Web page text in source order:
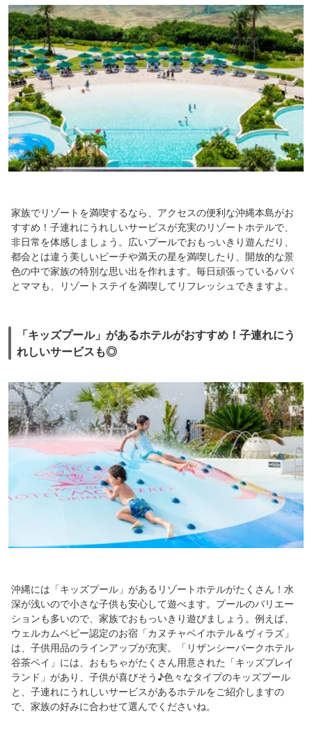
家族でリゾートを満喫するなら、アクセスの便利な沖縄本島がお
すすめ！子連れにうれしいサービスが充実のリゾートホテルで、
非日常を体感しましょう。広いプールでおもっいきり遊んだり、
都会とは違う美しいビーチや満天の星を満喫したり、開放的な景
色の中で家族の特別な思い出を作れます。毎日頑張っているパパ
とママも、リゾートステイを満喫してリフレッシュできますよ。
「キッズプール」があるホテルがおすすめ！子連れにう
れしいサービスも◎
沖縄には「キッズプール」があるリゾートホテルがたくさん！水
深が浅いので小さな子供も安心して遊べます。プールのバリエー
ションも多いので、家族でおもっいきり遊びましょう。例えば、
ウェルカムベビー認定のお宿「カヌチャベイホテル＆ヴィラズ」
は、子供用品のラインアップが充実。「リザンシーパークホテル
谷茶ベイ」には、おもちゃがたくさん用意された「キッズプレイ
ランド」があり、子供が喜びそう♪色々なタイプのキッズプール
と、子連れにうれしいサービスがあるホテルをご紹介しますの
で、家族の好みに合わせて選んでくださいね。